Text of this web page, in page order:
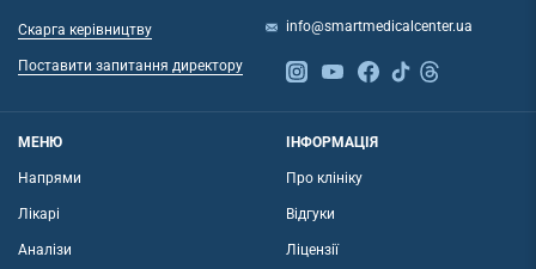
Скарга керівництву
Поставити запитання директору
info@smartmedicalcenter.ua
МЕНЮ
Напрями
Лікарі
Аналізи
ІНФОРМАЦІЯ
Про клініку
Відгуки
Ліцензії